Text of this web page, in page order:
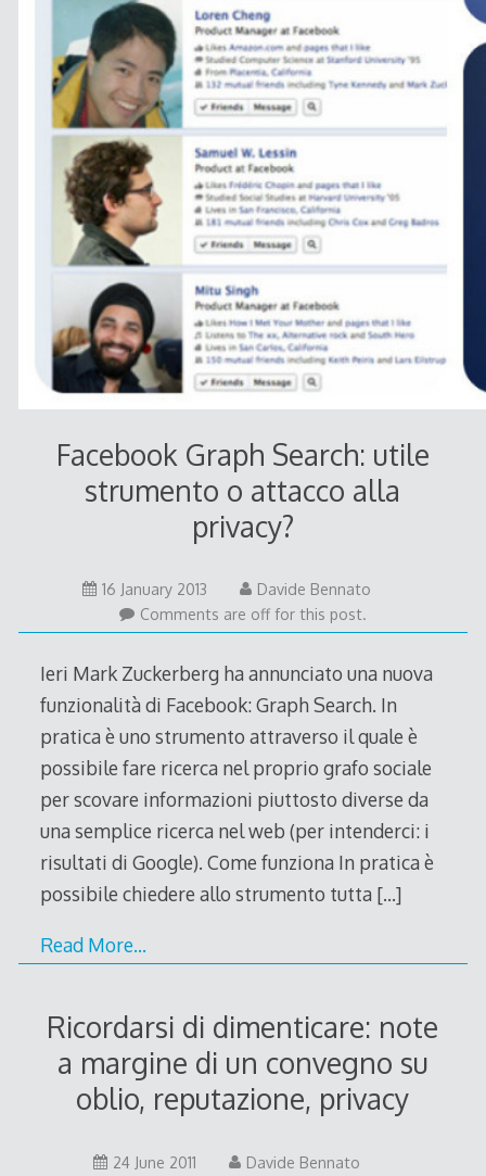
Facebook Graph Search: utile
strumento o attacco alla
privacy?
16 January 201316
January
2013
Davide Bennato
Comments are off for this post.
Ieri Mark Zuckerberg ha annunciato una nuova
funzionalità di Facebook: Graph Search. In
pratica è uno strumento attraverso il quale è
possibile fare ricerca nel proprio grafo sociale
per scovare informazioni piuttosto diverse da
una semplice ricerca nel web (per intenderci: i
risultati di Google). Come funziona In pratica è
possibile chiedere allo strumento tutta […]
Read More…
Ricordarsi di dimenticare: note
a margine di un convegno su
oblio, reputazione, privacy
24 June 201124
Davide Bennato